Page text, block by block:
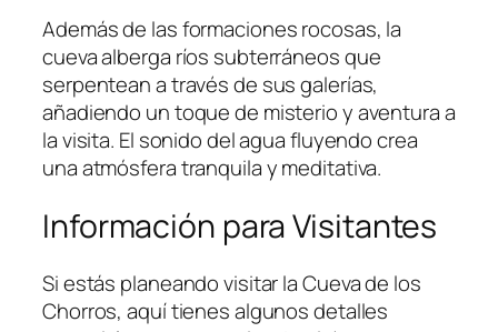
Además de las formaciones rocosas, la
cueva alberga ríos subterráneos que
serpentean a través de sus galerías,
añadiendo un toque de misterio y aventura a
la visita. El sonido del agua fluyendo crea
una atmósfera tranquila y meditativa.
Información para Visitantes
Si estás planeando visitar la Cueva de los
Chorros, aquí tienes algunos detalles